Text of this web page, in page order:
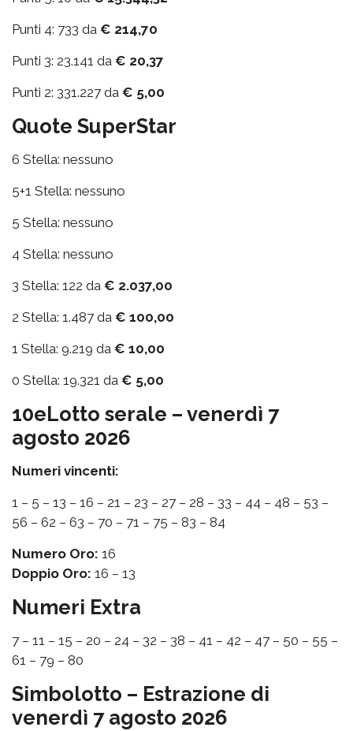
Punti 4: 733 da € 214,70
Punti 3: 23.141 da € 20,37
Punti 2: 331.227 da € 5,00
Quote SuperStar
6 Stella: nessuno
5+1 Stella: nessuno
5 Stella: nessuno
4 Stella: nessuno
3 Stella: 122 da € 2.037,00
2 Stella: 1.487 da € 100,00
1 Stella: 9.219 da € 10,00
0 Stella: 19.321 da € 5,00
10eLotto serale – venerdì 7
agosto 2026
Numeri vincenti:
1 – 5 – 13 – 16 – 21 – 23 – 27 – 28 – 33 – 44 – 48 – 53 –
56 – 62 – 63 – 70 – 71 – 75 – 83 – 84
Numero Oro: 16
Doppio Oro: 16 – 13
Numeri Extra
7 – 11 – 15 – 20 – 24 – 32 – 38 – 41 – 42 – 47 – 50 – 55 –
61 – 79 – 80
Simbolotto – Estrazione di
venerdì 7 agosto 2026